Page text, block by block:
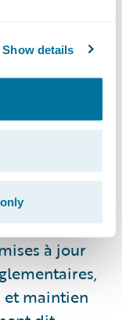
Show details
Elle élève
de
l’intégralité
à jour
maintien